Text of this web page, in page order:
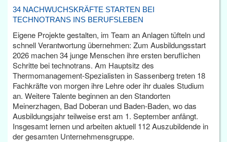
34 NACHWUCHSKRÄFTE STARTEN BEI
TECHNOTRANS INS BERUFSLEBEN
Eigene Projekte gestalten, im Team an Anlagen tüfteln und
schnell Verantwortung übernehmen: Zum Ausbildungsstart
2026 machen 34 junge Menschen ihre ersten beruflichen
Schritte bei technotrans. Am Hauptsitz des
Thermomanagement-Spezialisten in Sassenberg treten 18
Fachkräfte von morgen ihre Lehre oder ihr duales Studium
an. Weitere Talente beginnen an den Standorten
Meinerzhagen, Bad Doberan und Baden-Baden, wo das
Ausbildungsjahr teilweise erst am 1. September anfängt.
Insgesamt lernen und arbeiten aktuell 112 Auszubildende in
der gesamten Unternehmensgruppe.